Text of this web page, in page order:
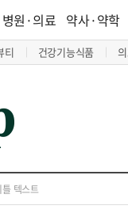
티 건강기능식품
병원·의료 약사·약학
텍스트